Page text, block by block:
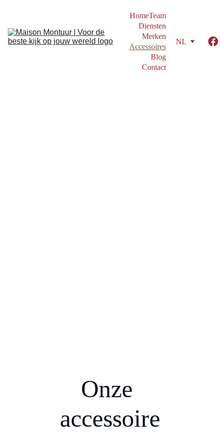
HomeTeam
Diensten
Merken
Accessoires
Blog
Contact
NL
Onze
accessoire